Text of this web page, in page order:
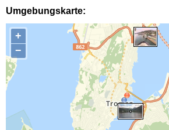
Umgebungskarte:
+
−